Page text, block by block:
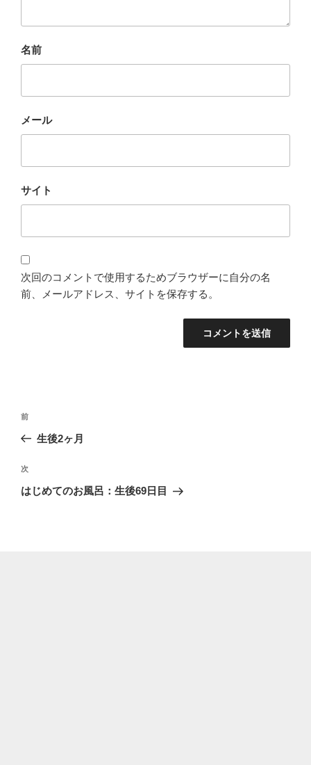
名前
メール
サイト
次回のコメントで使用するためブラウザーに自分の名
前、メールアドレス、サイトを保存する。
投
ビ
ゲ
過
去
投
稿
前
生後2ヶ月
次
の
次
はじめてのお風呂：生後69日目